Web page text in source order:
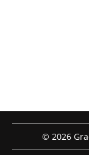
© 2026